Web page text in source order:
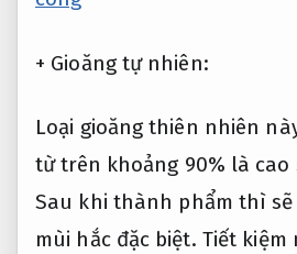
+ Gioăng tự nhiên:
Loại gioăng thiên nhiên
từ trên khoảng 90% là
Sau khi thành phẩm thì sẽ
mùi hắc đặc biệt. Tiết kiệm